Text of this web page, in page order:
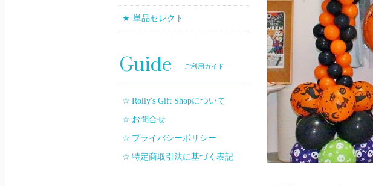
単品セレクト
Guide ご利用ガイド
Rolly's Gift Shopについて
お問合せ
プライバシーポリシー
特定商取引法に基づく表記